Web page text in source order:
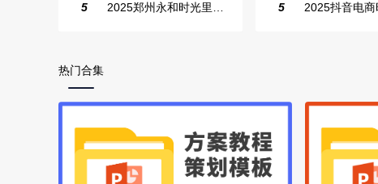
5 2025郑州永和时光里高校街舞大赛活动策划方案 5
热门合集